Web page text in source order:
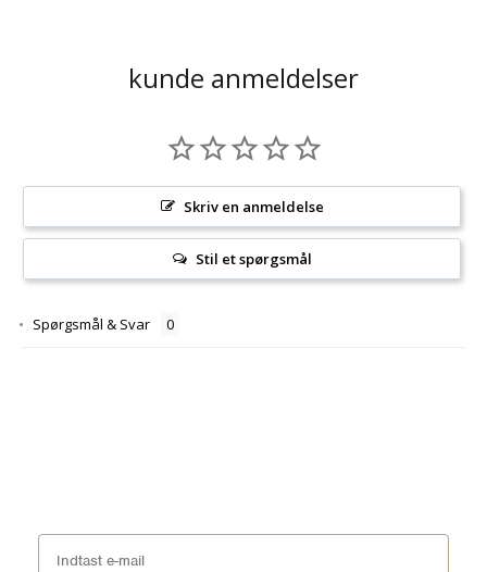
kunde anmeldelser
Skriv en anmeldelse
Stil et spørgsmål
Spørgsmål & Svar